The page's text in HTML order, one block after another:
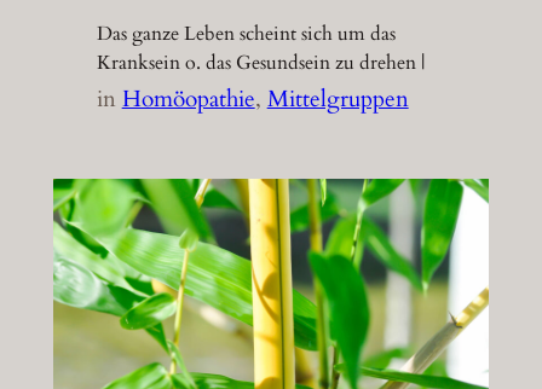
Das ganze Leben scheint sich um das
Kranksein o. das Gesundsein zu drehen |
inHomöopathie, Mittelgruppen